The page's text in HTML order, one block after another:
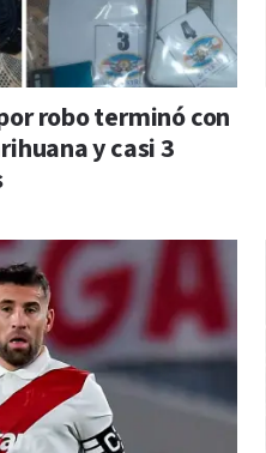
robo terminó con
y casi 3